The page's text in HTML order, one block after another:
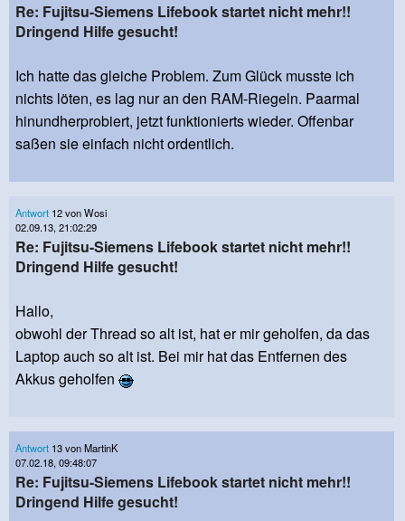
Re: Fujitsu-Siemens Lifebook startet nicht mehr!!
Dringend Hilfe gesucht!
Ich hatte das gleiche Problem. Zum Glück musste ich
nichts löten, es lag nur an den RAM-Riegeln. Paarmal
hinundherprobiert, jetzt funktionierts wieder. Offenbar
saßen sie einfach nicht ordentlich.
Antwort 12 von Wosi
02.09.13, 21:02:29
Re: Fujitsu-Siemens Lifebook startet nicht mehr!!
Dringend Hilfe gesucht!
Hallo,
obwohl der Thread so alt ist, hat er mir geholfen, da das
Laptop auch so alt ist. Bei mir hat das Entfernen des
Akkus geholfen
Antwort 13 von MartinK
07.02.18, 09:48:07
Re: Fujitsu-Siemens Lifebook startet nicht mehr!!
Dringend Hilfe gesucht!